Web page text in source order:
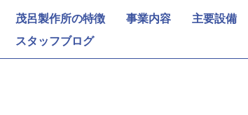
茂呂製作所の特徴 事業内容 主要設備
スタッフブログ